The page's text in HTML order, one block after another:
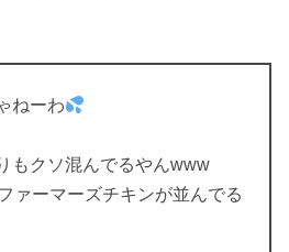
ねーわ
もクソ混んでるやんwww
ァーマーズチキンが並んでる